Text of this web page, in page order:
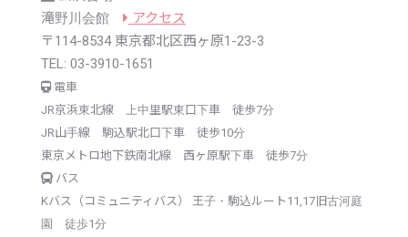
滝野川会館
アクセス
〒114-8534 東京都北区西ヶ原1-23-3
TEL: 03-3910-1651
電車
JR京浜東北線 上中里駅東口下車 徒歩7分
JR山手線 駒込駅北口下車 徒歩10分
東京メトロ地下鉄南北線 西ヶ原駅下車 徒歩7分
バス
Kバス（コミュニティバス） 王子・駒込ルート11,17旧古河庭
園 徒歩1分